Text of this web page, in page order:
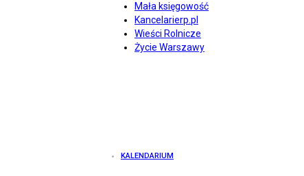
Mała księgowość
Kancelarierp.pl
Wieści Rolnicze
Życie Warszawy
KALENDARIUM